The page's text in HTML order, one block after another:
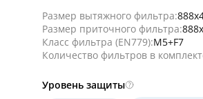
Размер вытяжного фильтра:
Размер приточного фильтра:
Класс фильтра (EN779):M5+F7
Количество фильтров в
Уровень защиты